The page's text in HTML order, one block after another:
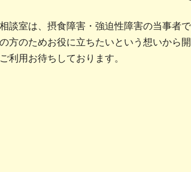
談室は、摂食障害・強迫性障害の当事者
方のためお役に立ちたいという想いから
利用お待ちしております。